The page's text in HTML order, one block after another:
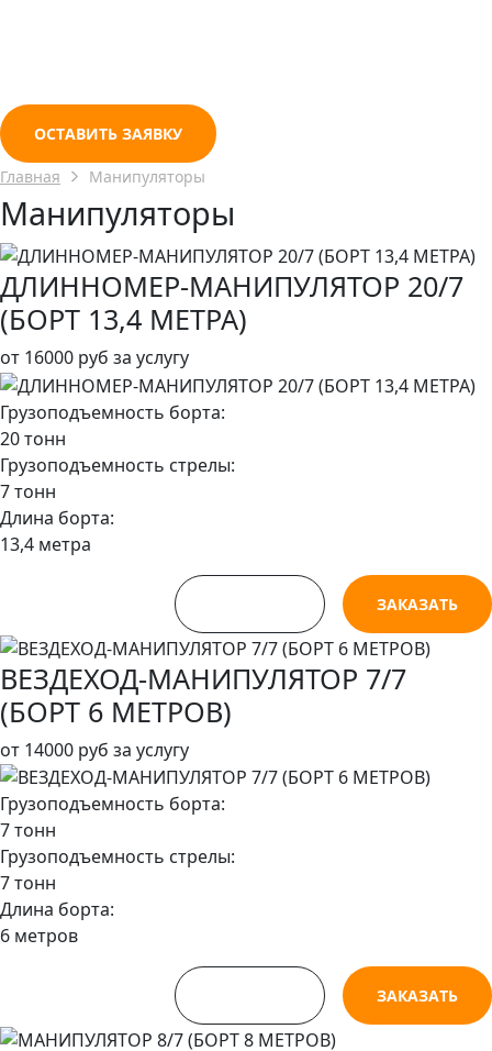
ОСТАВИТЬ ЗАЯВКУ
Главная Манипуляторы
Манипуляторы
ДЛИННОМЕР-МАНИПУЛЯТОР 20/7
(БОРТ 13,4 МЕТРА)
от 16000 руб за услугу
Грузоподъемность борта:
20 тонн
Грузоподъемность стрелы:
7 тонн
Длина борта:
13,4 метра
ЗАКАЗАТЬ
ВЕЗДЕХОД-МАНИПУЛЯТОР 7/7
(БОРТ 6 МЕТРОВ)
от 14000 руб за услугу
Грузоподъемность борта:
7 тонн
Грузоподъемность стрелы:
7 тонн
Длина борта:
6 метров
ЗАКАЗАТЬ